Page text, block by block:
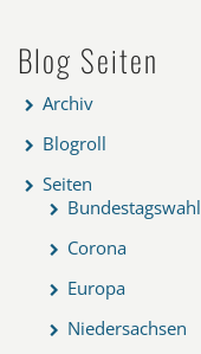
Blog Seiten
Archiv
Blogroll
Seiten
Bundestagswahl
Corona
Europa
Niedersachsen